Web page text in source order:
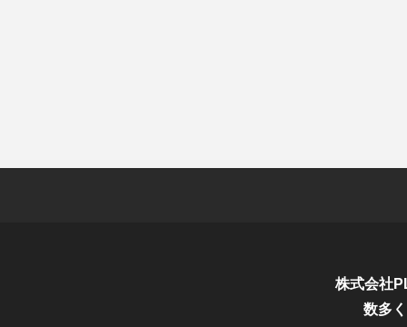
株式会社
数多